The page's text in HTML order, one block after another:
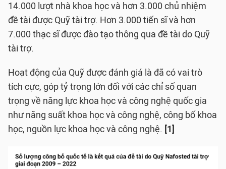
14.000 lượt nhà khoa học và hơn 3.000 chủ nhiệm
đề tài được Quỹ tài trợ. Hơn 3.000 tiến sĩ và hơn
7.000 thạc sĩ được đào tạo thông qua đề tài do Quỹ
tài trợ.
Hoạt động của Quỹ được đánh giá là đã có vai trò
tích cực, góp tỷ trọng lớn đối với các chỉ số quan
trọng về năng lực khoa học và công nghệ quốc gia
như năng suất khoa học và công nghệ, công bố khoa
học, nguồn lực khoa học và công nghệ. [1]